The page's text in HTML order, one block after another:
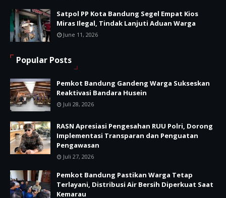
Satpol PP Kota Bandung Segel Empat Kios
Miras Ilegal, Tindak Lanjuti Aduan Warga
June 11, 2026
Popular Posts
Pemkot Bandung Gandeng Warga Sukseskan
Reaktivasi Bandara Husein
Juli 28, 2026
RASN Apresiasi Pengesahan RUU Polri, Dorong
Implementasi Transparan dan Penguatan
Pengawasan
Juli 27, 2026
Pemkot Bandung Pastikan Warga Tetap
Terlayani, Distribusi Air Bersih Diperkuat Saat
Kemarau